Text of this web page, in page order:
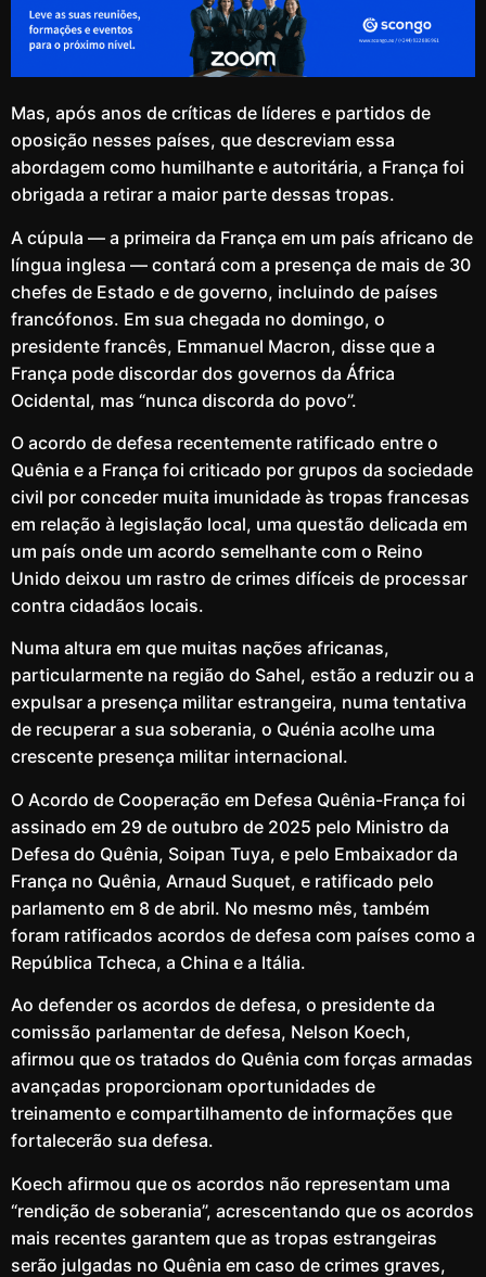
Mas, após anos de críticas de líderes e partidos de
oposição nesses países, que descreviam essa
abordagem como humilhante e autoritária, a França foi
obrigada a retirar a maior parte dessas tropas.
A cúpula — a primeira da França em um país africano de
língua inglesa — contará com a presença de mais de 30
chefes de Estado e de governo, incluindo de países
francófonos. Em sua chegada no domingo, o
presidente francês, Emmanuel Macron, disse que a
França pode discordar dos governos da África
Ocidental, mas “nunca discorda do povo”.
O acordo de defesa recentemente ratificado entre o
Quênia e a França foi criticado por grupos da sociedade
civil por conceder muita imunidade às tropas francesas
em relação à legislação local, uma questão delicada em
um país onde um acordo semelhante com o Reino
Unido deixou um rastro de crimes difíceis de processar
contra cidadãos locais.
Numa altura em que muitas nações africanas,
particularmente na região do Sahel, estão a reduzir ou a
expulsar a presença militar estrangeira, numa tentativa
de recuperar a sua soberania, o Quénia acolhe uma
crescente presença militar internacional.
O Acordo de Cooperação em Defesa Quênia-França foi
assinado em 29 de outubro de 2025 pelo Ministro da
Defesa do Quênia, Soipan Tuya, e pelo Embaixador da
França no Quênia, Arnaud Suquet, e ratificado pelo
parlamento em 8 de abril. No mesmo mês, também
foram ratificados acordos de defesa com países como a
República Tcheca, a China e a Itália.
Ao defender os acordos de defesa, o presidente da
comissão parlamentar de defesa, Nelson Koech,
afirmou que os tratados do Quênia com forças armadas
avançadas proporcionam oportunidades de
treinamento e compartilhamento de informações que
fortalecerão sua defesa.
Koech afirmou que os acordos não representam uma
“rendição de soberania”, acrescentando que os acordos
mais recentes garantem que as tropas estrangeiras
serão julgadas no Quênia em caso de crimes graves,